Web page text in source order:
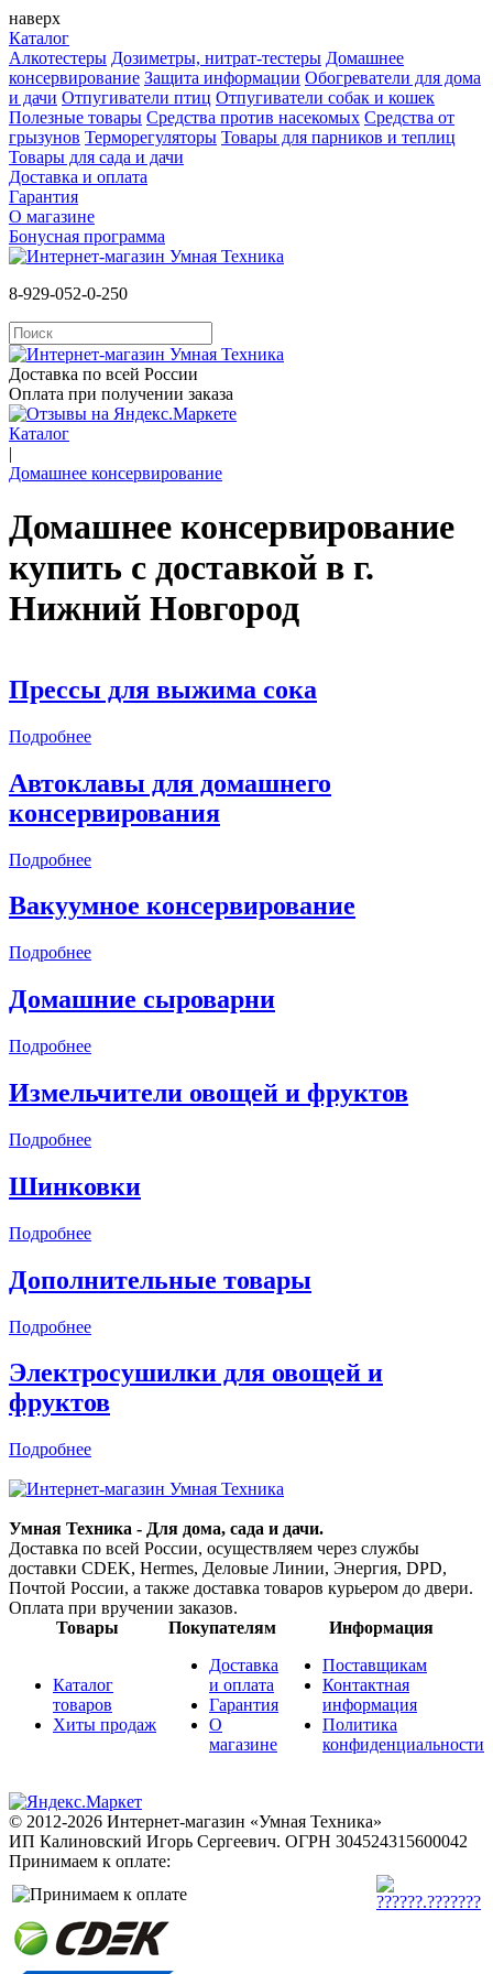
наверх
Каталог
Алкотестеры Дозиметры, нитрат-тестеры Домашнее
консервирование Защита информации Обогреватели для дома
и дачи Отпугиватели птиц Отпугиватели собак и кошек
Полезные товары Средства против насекомых Cредства от
грызунов Терморегуляторы Товары для парников и теплиц
Товары для сада и дачи
Доставка и оплата
Гарантия
О магазине
Бонусная программа
8-929-052-0-250
Доставка по всей России
Оплата при получении заказа
Каталог
|
Домашнее консервирование
Домашнее консервирование
купить с доставкой в г.
Нижний Новгород
Прессы для выжима сока
Подробнее
Автоклавы для домашнего
консервирования
Подробнее
Вакуумное консервирование
Подробнее
Домашние сыроварни
Подробнее
Измельчители овощей и фруктов
Подробнее
Шинковки
Подробнее
Дополнительные товары
Подробнее
Электросушилки для овощей и
фруктов
Подробнее
Умная Техника - Для дома, сада и дачи.
Доставка по всей России, осуществляем через службы
доставки CDEK, Hermes, Деловые Линии, Энергия, DPD,
Почтой России, а также доставка товаров курьером до двери.
Оплата при вручении заказов.
Товары
Покупателям Информация
Каталог
товаров
Хиты продаж
Доставка
и оплата
Гарантия
О
магазине
Поставщикам
Контактная
информация
Политика
конфиденциальности
© 2012-2026 Интернет-магазин «Умная Техника»
ИП Калиновский Игорь Сергеевич. ОГРН 304524315600042
Принимаем к оплате: